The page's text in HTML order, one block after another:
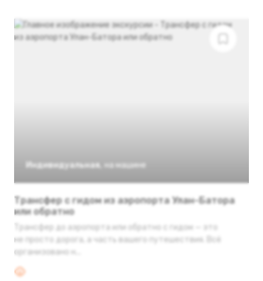
Индивидуальная на машине
Трансфер с гидом из аэропорта Улан-Батора
или обратно
Трансфер до аэропорта или обратно с гидом — это
не просто дорога, а часть вашего путешествия. Всё
организовано н...